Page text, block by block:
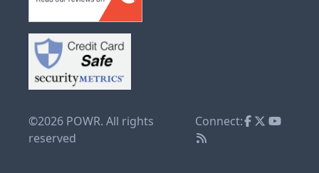
©2026 POWR. All rights
reserved
Connect: